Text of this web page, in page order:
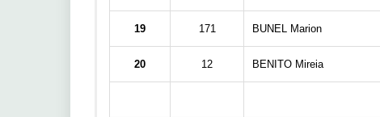
19 171 BUNEL Marion
20 12 BENITO Mireia